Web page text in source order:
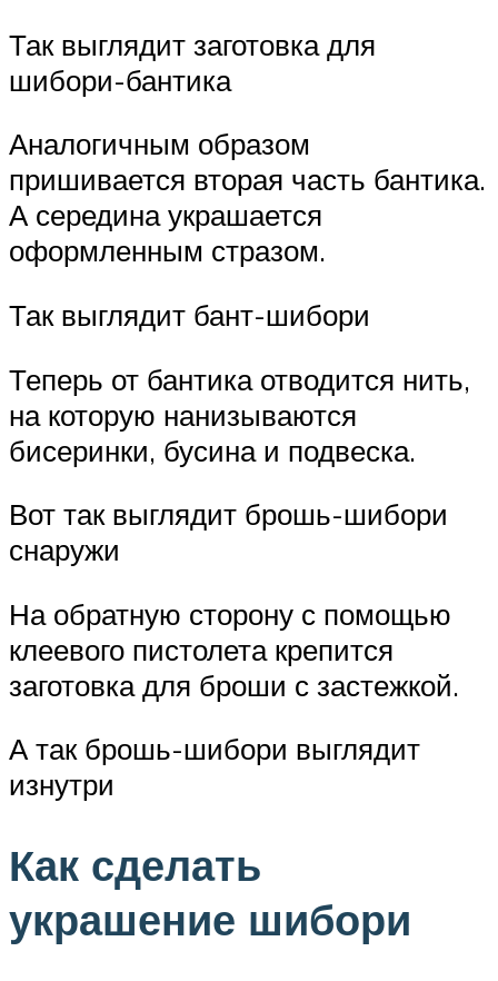
Так выглядит заготовка для
шибори-бантика
Аналогичным образом
пришивается вторая часть бантика.
А середина украшается
оформленным стразом.
Так выглядит бант-шибори
Теперь от бантика отводится нить,
на которую нанизываются
бисеринки, бусина и подвеска.
Вот так выглядит брошь-шибори
снаружи
На обратную сторону с помощью
клеевого пистолета крепится
заготовка для броши с застежкой.
А так брошь-шибори выглядит
изнутри
Как сделать
украшение шибори